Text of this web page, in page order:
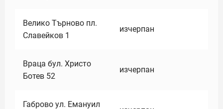
Велико Търново пл.
Славейков 1
изчерпан
Враца бул. Христо
Ботев 52
изчерпан
Габрово ул. Емануил